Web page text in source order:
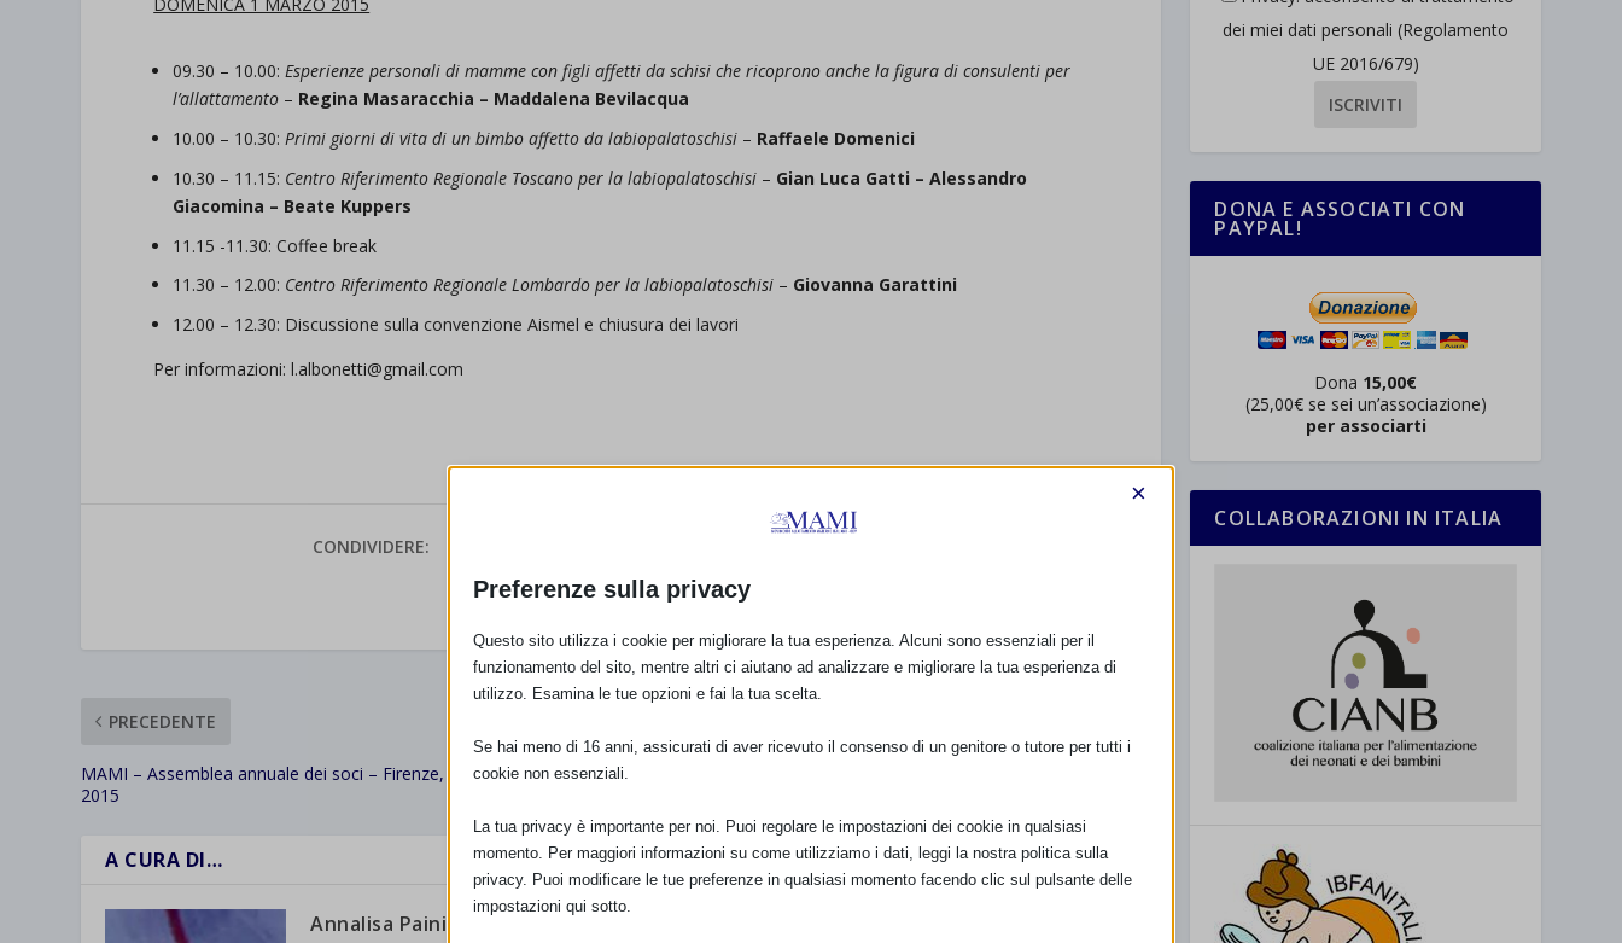
09.30 – 10.00:Esperienze personali di mamme con figli affetti da schisi che ricoprono anche la figura di consulenti per
l’allattamento – Regina Masaracchia – Maddalena Bevilacqua
10.00 – 10.30:Primi giorni di vita di un bimbo affetto da labiopalatoschisi – Raffaele Domenici
10.30 – 11.15: Centro Riferimento Regionale Toscano per la labiopalatoschisi – Gian Luca Gatti – Alessandro
Giacomina – Beate Kuppers
11.15 -11.30: Coffee break
11.30 – 12.00: Centro Riferimento Regionale Lombardo per la labiopalatoschisi – Giovanna Garattini
12.00 – 12.30: Discussione sulla convenzione Aismel e chiusura dei lavori
Per informazioni: l.albonetti@gmail.com
CONDIVIDERE:
PRECEDENTE
MAMI – Assemblea annuale dei soci – Firenze, 21 febbraio
2015
A CURA DI…
Annalisa Paini
dei miei dati personali (Regolamento
UE 2016/679)
DONA E ASSOCIATI CON
PAYPAL!
Dona 15,00€
(25,00€ se sei un’associazione)
per associarti
COLLABORAZIONI IN ITALIA
Preferenze sulla privacy
×
Questo sito utilizza i cookie per migliorare la tua esperienza. Alcuni sono essenziali per il
funzionamento del sito, mentre altri ci aiutano ad analizzare e migliorare la tua esperienza di
utilizzo. Esamina le tue opzioni e fai la tua scelta.
Se hai meno di 16 anni, assicurati di aver ricevuto il consenso di un genitore o tutore per tutti i
cookie non essenziali.
La tua privacy è importante per noi. Puoi regolare le impostazioni dei cookie in qualsiasi
momento. Per maggiori informazioni su come utilizziamo i dati, leggi la nostra politica sulla
privacy. Puoi modificare le tue preferenze in qualsiasi momento facendo clic sul pulsante delle
impostazioni qui sotto.